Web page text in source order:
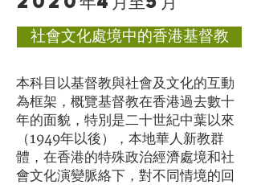
社會文化處境中的香港基督教
本科目以基督教與社會及文化的互動
為框架，概覽基督教在香港過去數十
年的面貌，特別是二十世紀中葉以來
（1949年以後），本地華人新教群
體，在香港的特殊政治經濟處境和社
會文化演變脈絡下，對不同情境的回